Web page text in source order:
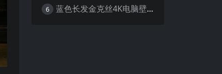
6 蓝色长发金克丝4K电脑壁纸